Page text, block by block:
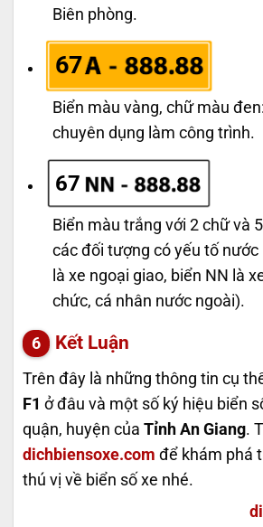
Biên phòng.
67
Biển màu vàng, chữ màu
chuyên dụng làm công trình.
67
Biển màu trắng với 2 chữ và
các đối tượng có yếu tố nước
là xe ngoại giao, biển NN là
chức, cá nhân nước ngoài).
Kết Luận
Trên đây là những thông tin cụ
F1 ở đâu và một số ký hiệu biển
quận, huyện của Tỉnh An Giang.
dichbiensoxe.com để khám phá
thú vị về biển số xe nhé.